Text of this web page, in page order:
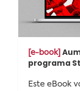
[e-book]
programa
Este eBook